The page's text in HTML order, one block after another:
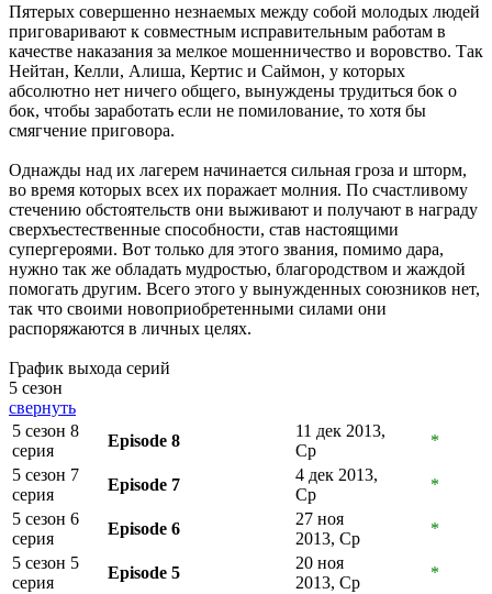
Пятерых совершенно незнаемых между собой молодых людей
приговаривают к совместным исправительным работам в
качестве наказания за мелкое мошенничество и воровство. Так
Нейтан, Келли, Алиша, Кертис и Саймон, у которых
абсолютно нет ничего общего, вынуждены трудиться бок о
бок, чтобы заработать если не помилование, то хотя бы
смягчение приговора.
Однажды над их лагерем начинается сильная гроза и шторм,
во время которых всех их поражает молния. По счастливому
стечению обстоятельств они выживают и получают в награду
сверхъестественные способности, став настоящими
супергероями. Вот только для этого звания, помимо дара,
нужно так же обладать мудростью, благородством и жаждой
помогать другим. Всего этого у вынужденных союзников нет,
так что своими новоприобретенными силами они
распоряжаются в личных целях.
График выхода серий
5 сезон
свернуть
5 сезон 8
серия
Episode 8
11 дек 2013,
Ср
*
5 сезон 7
серия
Episode 7
4 дек 2013,
Ср
*
5 сезон 6
серия
Episode 6
27 ноя
2013, Ср
*
5 сезон 5
серия
Episode 5
20 ноя
2013, Ср
*